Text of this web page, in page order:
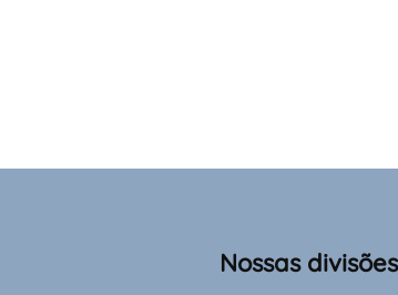
Nossas divisões